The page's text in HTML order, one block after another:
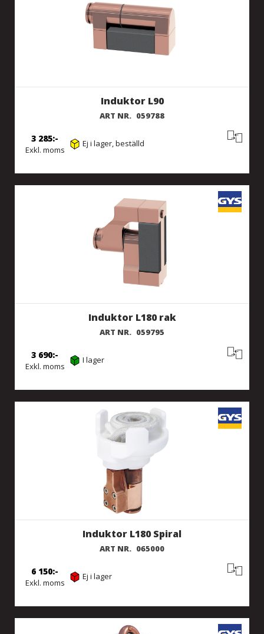
Induktor L90
ART NR. 059788
Exkl. moms
3 285 Ej i lager, beställd
Induktor L180 rak
ART NR. 059795
Exkl. moms
3 690 I lager
Induktor L180 Spiral
ART NR. 065000
Exkl. moms
6 150 Ej i lager